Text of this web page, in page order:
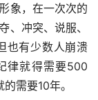
象，在一次次的
、冲突、说服、
也有少数人崩溃
律就得需要500
需要10年。